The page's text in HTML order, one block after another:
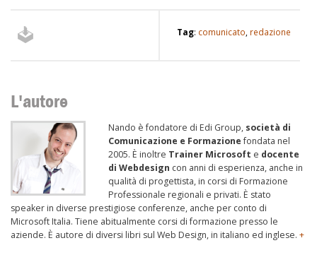
Tag: comunicato, redazione
L'autore
Nando è fondatore di Edi Group, società di
Comunicazione e Formazionefondata nel
2005. È inoltre Trainer Microsoft e docente
di Webdesign con anni di esperienza, anche in
qualità di progettista, in corsi di Formazione
Professionale regionali e privati. È stato
speaker in diverse prestigiose conferenze, anche per conto di
Microsoft Italia. Tiene abitualmente corsi di formazione presso le
aziende. È autore di diversi libri sul Web Design, in italiano ed inglese. +